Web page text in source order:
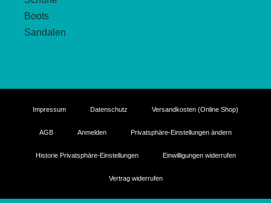
Boots
Sandalen
Impressum Datenschutz Versandkosten (Online Shop)
AGB Anmelden Privatsphäre-Einstellungen ändern
Historie Privatsphäre-Einstellungen Einwilligungen widerrufen
Vertrag widerrufen